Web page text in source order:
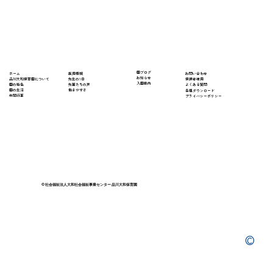
© 社会福祉法人大和社会福祉事業センター 品川大和保育園
​お問い合わせ
保護者様用
よくある質問
​各種ダウンロード
プライバシーポリシー
​園ブログ
お知らせ
入園案内
採用情報
先生の1日
先輩たちの声
働きやすさ
ホーム
​品川大和保育園について
園の特色
園の生活
年間行事
©